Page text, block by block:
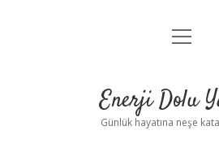
Anasayfa
Yasal Uyarı
menüyü
Enerji Dolu
Günlük hayatına neşe